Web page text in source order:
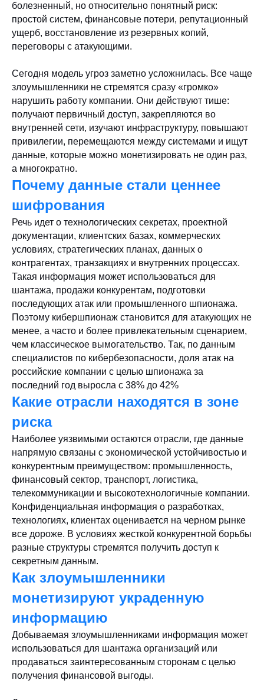
болезненный, но относительно понятный риск:
простой систем, финансовые потери, репутационный
ущерб, восстановление из резервных копий,
переговоры с атакующими.
Сегодня модель угроз заметно усложнилась. Все чаще
злоумышленники не стремятся сразу «громко»
нарушить работу компании. Они действуют тише:
получают первичный доступ, закрепляются во
внутренней сети, изучают инфраструктуру, повышают
привилегии, перемещаются между системами и ищут
данные, которые можно монетизировать не один раз,
а многократно.
Почему данные стали ценнее
шифрования
Речь идет о технологических секретах, проектной
документации, клиентских базах, коммерческих
условиях, стратегических планах, данных о
контрагентах, транзакциях и внутренних процессах.
Такая информация может использоваться для
шантажа, продажи конкурентам, подготовки
последующих атак или промышленного шпионажа.
Поэтому кибершпионаж становится для атакующих не
менее, а часто и более привлекательным сценарием,
чем классическое вымогательство. Так, по данным
специалистов по кибербезопасности, доля атак на
российские компании с целью шпионажа за
последний год выросла с 38% до 42%
Какие отрасли находятся в зоне
риска
Наиболее уязвимыми остаются отрасли, где данные
напрямую связаны с экономической устойчивостью и
конкурентным преимуществом: промышленность,
финансовый сектор, транспорт, логистика,
телекоммуникации и высокотехнологичные компании.
Конфиденциальная информация о разработках,
технологиях, клиентах оценивается на черном рынке
все дороже. В условиях жесткой конкурентной борьбы
разные структуры стремятся получить доступ к
секретным данным.
Как злоумышленники
монетизируют украденную
информацию
Добываемая злоумышленниками информация может
использоваться для шантажа организаций или
продаваться заинтересованным сторонам с целью
получения финансовой выгоды.